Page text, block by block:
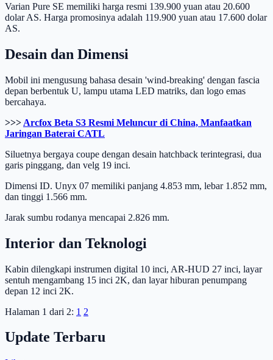
Varian Pure SE memiliki harga resmi 139.900 yuan atau 20.600
dolar AS. Harga promosinya adalah 119.900 yuan atau 17.600 dolar
AS.
Desain dan Dimensi
Mobil ini mengusung bahasa desain 'wind-breaking' dengan fascia
depan berbentuk U, lampu utama LED matriks, dan logo emas
bercahaya.
>>> Arcfox Beta S3 Resmi Meluncur di China, Manfaatkan
Jaringan Baterai CATL
Siluetnya bergaya coupe dengan desain hatchback terintegrasi, dua
garis pinggang, dan velg 19 inci.
Dimensi ID. Unyx 07 memiliki panjang 4.853 mm, lebar 1.852 mm,
dan tinggi 1.566 mm.
Jarak sumbu rodanya mencapai 2.826 mm.
Interior dan Teknologi
Kabin dilengkapi instrumen digital 10 inci, AR-HUD 27 inci, layar
sentuh mengambang 15 inci 2K, dan layar hiburan penumpang
depan 12 inci 2K.
Halaman 1 dari 2: 1 2
Update Terbaru